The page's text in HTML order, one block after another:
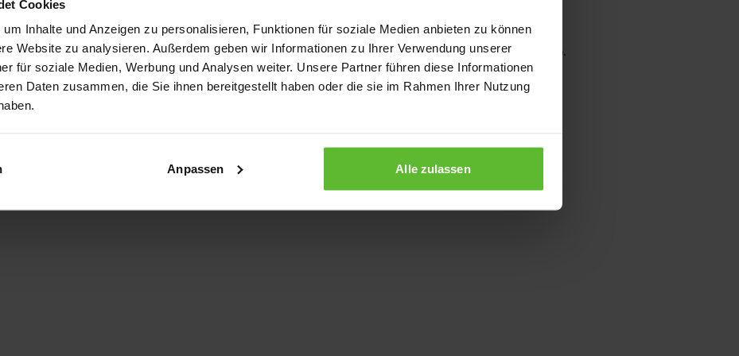
Cookies
Inhalte und Anzeigen zu personalisieren, Funktionen für soziale Medien anbieten zu können
Website zu analysieren. Außerdem geben wir Informationen zu Ihrer Verwendung unserer
für soziale Medien, Werbung und Analysen weiter. Unsere Partner führen diese Informationen
Daten zusammen, die Sie ihnen bereitgestellt haben oder die sie im Rahmen Ihrer Nutzung
Anpassen Alle zulassen
exception has occurred while loading www.kurzwego.de (see the browser console for more information).